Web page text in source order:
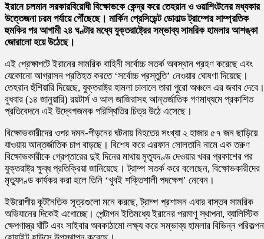
ইরানে চলমান সরকারবিরোধী বিক্ষোভকে কেন্দ্র করে তেহরান ও ওয়াশিংটনের মধ্যকার
উত্তেজনা চরম পর্যায়ে পৌঁছেছে। মার্কিন প্রেসিডেন্ট ডোনাল্ড ট্রাম্পের সাম্প্রতিক
হুমকির পর আগামী ২৪ ঘণ্টার মধ্যে যুক্তরাষ্ট্রের সম্ভাব্য সামরিক হামলার আশঙ্কা
জোরালো হয়ে উঠেছে।
এই প্রেক্ষাপটে ইরানের সামরিক বাহিনী সর্বোচ্চ সতর্ক অবস্থান গ্রহণ করেছে এবং
যেকোনো আগ্রাসন প্রতিহত করতে ‘সর্বোচ্চ প্রস্তুতি’ নেওয়ার ঘোষণা দিয়েছে।
তেহরান হুঁশিয়ারি দিয়েছে, যুক্তরাষ্ট্র হামলা চালালে তারা পুরো অঞ্চলে এর জবাব দেবে।
বুধবার (১৪ জানুয়ারি) রয়টার্স ও আল জাজিরাসহ আন্তর্জাতিক গণমাধ্যমে প্রকাশিত
প্রতিবেদনে এই উদ্বেগজনক পরিস্থিতির চিত্র উঠে এসেছে।
বিক্ষোভকারীদের ওপর দমন-পীড়নের ঘটনায় নিহতের সংখ্যা ২ হাজার ৫৭ জন ছাড়িয়ে
যাওয়ায় আন্তর্জাতিক চাপ বাড়ছে। বিশেষ করে এরফান সোলতানি নামে এক তরুণ
বিক্ষোভকারীকে গ্রেপ্তারের দুই দিনের মাথায় মৃত্যুদণ্ড দেওয়ার খবর প্রকাশের পর
যুক্তরাষ্ট্র ক্ষুব্ধ প্রতিক্রিয়া জানিয়েছে। ট্রাম্প সতর্ক করে বলেছেন, বিক্ষোভকারীদের
মৃত্যুদণ্ড কার্যকর করা হলে তিনি ‘খুবই শক্তিশালী পদক্ষেপ’ নেবেন।
ইউরোপীয় কূটনৈতিক সূত্রগুলো মনে করছে, ট্রাম্প প্রশাসন এবার বাস্তব সামরিক
অভিযানের দিকেই এগোচ্ছে। পেন্টাগন ইতিমধ্যে ইরানের পরমাণু স্থাপনা, ব্যালিস্টিক
ক্ষেপণাস্ত্র ঘাঁটি এবং সাইবার অবকাঠামো লক্ষ্য করে সম্ভাব্য হামলার বিভিন্ন